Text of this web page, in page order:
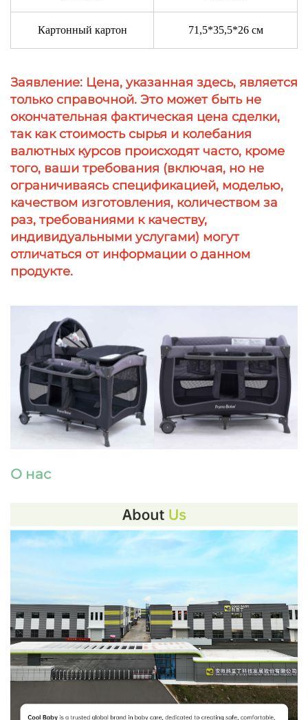
Картонный картон 71,5*35,5*26 см
Заявление: Цена, указанная здесь, является
только справочной. Это может быть не
окончательная фактическая цена сделки,
так как стоимость сырья и колебания
валютных курсов происходят часто, кроме
того, ваши требования (включая, но не
ограничиваясь спецификацией, моделью,
качеством изготовления, количеством за
раз, требованиями к качеству,
индивидуальными услугами) могут
отличаться от информации о данном
продукте.
О нас